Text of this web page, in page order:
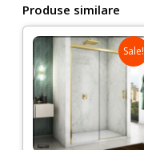
Produse similare
Sale!